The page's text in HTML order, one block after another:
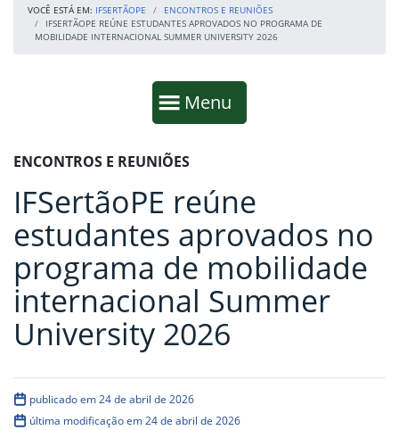
VOCÊ ESTÁ EM: IFSERTÃOPE
ENCONTROS E REUNIÕES
IFSERTÃOPE REÚNE ESTUDANTES APROVADOS NO PROGRAMA DE
MOBILIDADE INTERNACIONAL SUMMER UNIVERSITY 2026
Mostrar
Menu
Fim da navegação
Início do conteúdo
ENCONTROS E REUNIÕES
IFSertãoPE reúne
estudantes aprovados no
programa de mobilidade
internacional Summer
University 2026
publicado em 24 de abril de 2026
última modificação em 24 de abril de 2026